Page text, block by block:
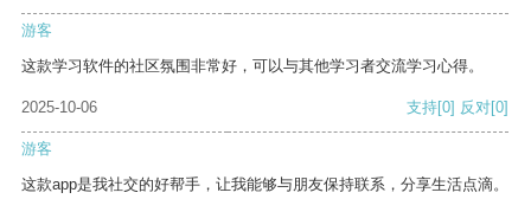
游客
这款学习软件的社区氛围非常好，可以与其他学习者交流学习心得。
2025-10-06 支持[0] 反对[0]
游客
这款app是我社交的好帮手，让我能够与朋友保持联系，分享生活点滴。